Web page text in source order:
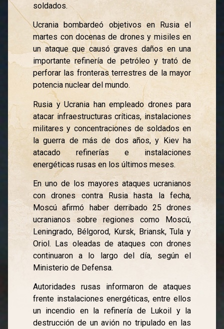
soldados.
Ucrania bombardeó objetivos en Rusia el
martes con docenas de drones y misiles en
un ataque que causó graves daños en una
importante refinería de petróleo y trató de
perforar las fronteras terrestres de la mayor
potencia nuclear del mundo.
Rusia y Ucrania han empleado drones para
atacar infraestructuras críticas, instalaciones
militares y concentraciones de soldados en
la guerra de más de dos años, y Kiev ha
atacado refinerías e instalaciones
energéticas rusas en los últimos meses.
En uno de los mayores ataques ucranianos
con drones contra Rusia hasta la fecha,
Moscú afirmó haber derribado 25 drones
ucranianos sobre regiones como Moscú,
Leningrado, Bélgorod, Kursk, Briansk, Tula y
Oriol. Las oleadas de ataques con drones
continuaron a lo largo del día, según el
Ministerio de Defensa.
Autoridades rusas informaron de ataques
frente instalaciones energéticas, entre ellos
un incendio en la refinería de Lukoil y la
destrucción de un avión no tripulado en las